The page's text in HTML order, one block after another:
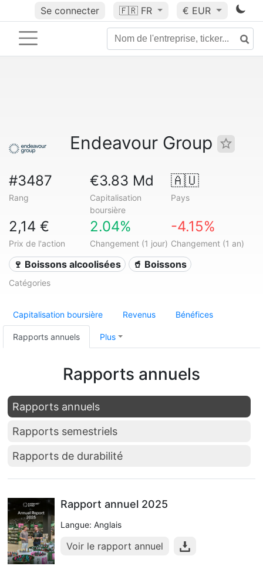
Se connecter 🇫🇷 FR € EUR
Endeavour Group
#3487
Rang
€3.83 Md
Capitalisation
boursière
🇦🇺
Pays
2,14 €
Prix de l'action
2.04%
Changement (1 jour)
-4.15%
Changement (1 an)
🍷 Boissons alcoolisées 🥤 Boissons
Catégories
Capitalisation boursière Revenus Bénéfices
Rapports annuels Plus
Rapports annuels
Rapports annuels
Rapports semestriels
Rapports de durabilité
Rapport annuel 2025
Langue: Anglais
Voir le rapport annuel